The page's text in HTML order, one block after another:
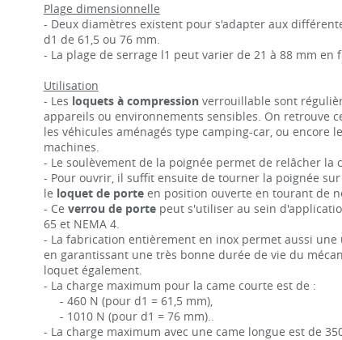
Plage dimensionnelle
- Deux diamètres existent pour s'adapter aux
d1 de 61,5 ou 76 mm.
- La plage de serrage l1 peut varier de 21 à 88 mm en
Utilisation
- Les loquets à compressionverrouillable sont
appareils ou environnements sensibles. On retrouve
les véhicules aménagés type camping-car, ou encore
machines.
- Le soulèvement de la poignée permet de relâcher la
- Pour ouvrir, il suffit ensuite de tourner la poignée
le loquet de porte en position ouverte en tourant de
- Ce verrou de portepeut s'utiliser au sein
65 et NEMA 4.
- La fabrication entièrement en inox permet aussi
en garantissant une très bonne durée de vie du
loquet également.
- La charge maximum pour la came courte est de :
- 460 N (pour d1 = 61,5 mm),
- 1010 N (pour d1 = 76 mm)..
- La charge maximum avec une came longue est de